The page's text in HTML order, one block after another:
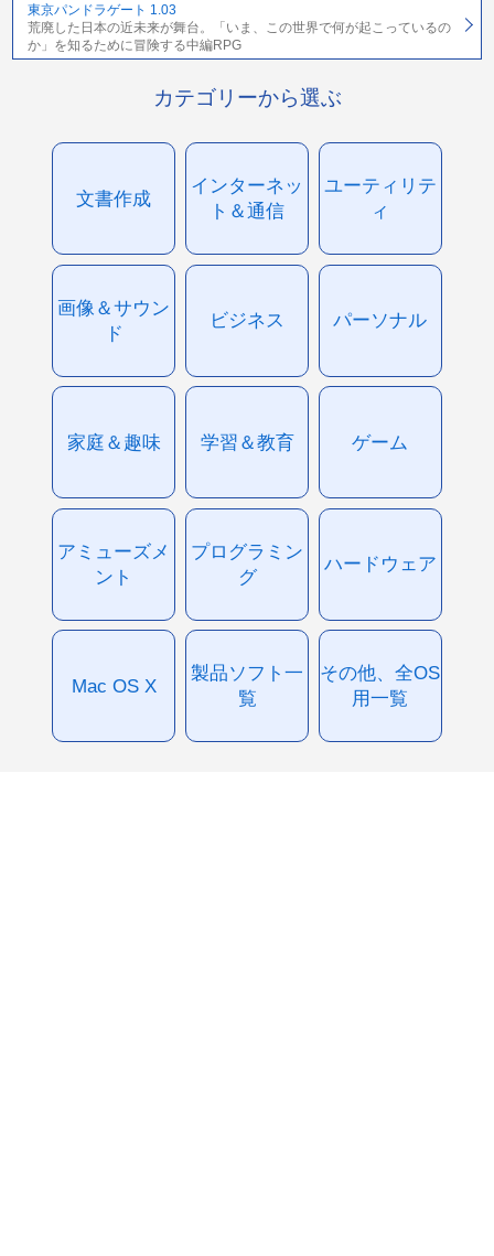
東京パンドラゲート 1.03
荒廃した日本の近未来が舞台。「いま、この世界で何が起こっているの
か」を知るために冒険する中編RPG
カテゴリーから選ぶ
文書作成
インターネッ
ト＆通信
ユーティリテ
ィ
画像＆サウン
ド
ビジネス パーソナル
家庭＆趣味 学習＆教育 ゲーム
アミューズメ
ント
プログラミン
グ
ハードウェア
Mac OS X
製品ソフト一
覧
その他、全OS
用一覧